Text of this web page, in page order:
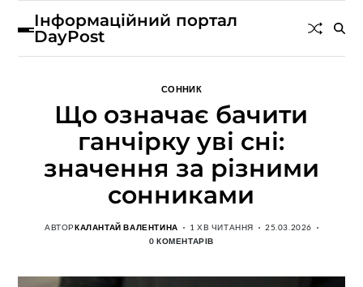
Інформаційний портал
DayPost
СОННИК
Що означає бачити
ганчірку уві сні:
значення за різними
сонниками
АВТОРКАЛАНТАЙ ВАЛЕНТИНА 1 ХВ ЧИТАННЯ
25.03.2026
0 КОМЕНТАРІВ